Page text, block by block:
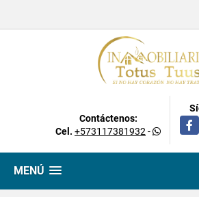
Contáctenos:
Cel. +573117381932 -
MENÚ